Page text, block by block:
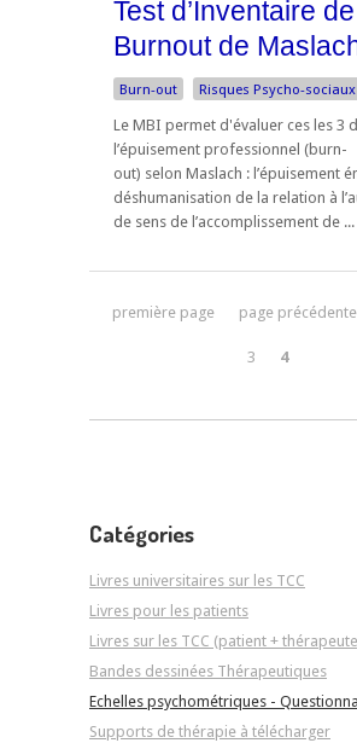
Test d’Inventaire de
Burnout de
Burn-out Risques Psycho-sociaux
Le MBI permet d'évaluer ces les 3
l’épuisement professionnel (burn-
out) selon Maslach : l’épuisement
déshumanisation de la relation à
de sens de l’accomplissement de ...
première page page précédente
3 4
Catégories
Livres universitaires sur les TCC
Livres pour les patients
Livres sur les TCC (patient +
Bandes dessinées Thérapeutiques
Echelles psychométriques -
Supports de thérapie à télécharger